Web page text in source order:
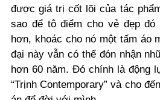
được giá trị cốt lõi của tác
sao để tô điểm cho vẻ đẹp
hơn, khoác cho nó một tấm áo
đại này vẫn có thể đón nhận
hơn 60 năm. Đó chính là động
“Trịnh Contemporary” và cho